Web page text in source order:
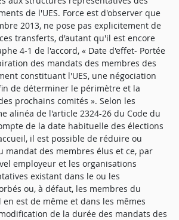
de l'UES. Force est d'observer que
2013, ne pose pas explicitement de
transferts, d'autant qu'il est encore
4-1 de l'accord, « Date d'effet- Portée
des mandats des membres des
constituant l'UES, une négociation
de déterminer le périmètre et la
prochains comités ». Selon les
alinéa de l'article 2324-26 du Code du
de la date habituelle des élections
il est possible de réduire ou
mandat des membres élus et ce, par
employeur et les organisations
existant dans le ou les
ou, à défaut, les membres du
est de même et dans les mêmes
de la durée des mandats des